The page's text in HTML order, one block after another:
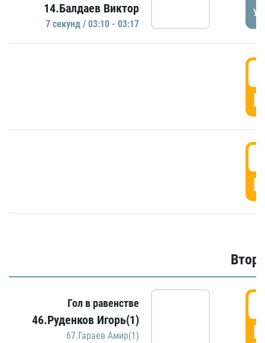
14.Балдаев Виктор
7 секунд / 03:10 - 03:17
Гол в равенстве
46.Руденков Игорь(1)
67.Гараев Амир(1)